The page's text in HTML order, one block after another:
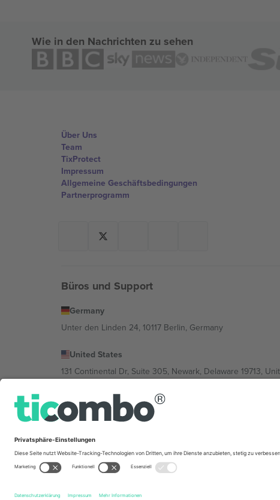
Wie in den Nachrichten zu sehen
Über Uns
Team
TixProtect
Impressum
Allgemeine Geschäftsbedingungen
Partnerprogramm
Büros und Support
Germany
Unter den Linden 24, 10117 Berlin, Germany
United States
131 Continental Dr, Suite 305, Newark, Delaware 19713,
Bulgaria
Regus Sofia City West, bul Totleben 53-55, 1606 Sofia,
Mexico
Av Chapultepec 360, Roma Norte, Cuauhtémoc, 06700
im Impressum und in den Allgemeinen